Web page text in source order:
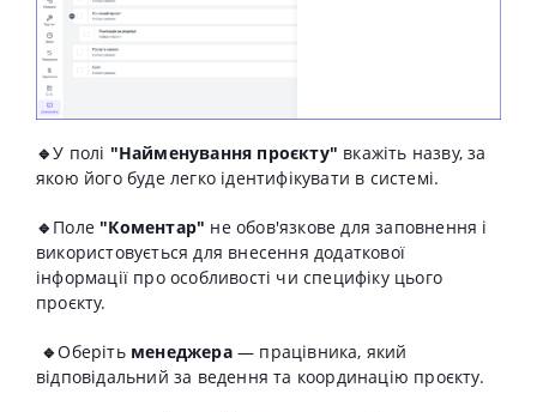
🔹У полі "Найменування проєкту" вкажіть назву, за
якою його буде легко ідентифікувати в системі.
🔹 Поле "Коментар" не обов'язкове для заповнення і
використовується для внесення додаткової
інформації про особливості чи специфіку цього
проєкту.
🔹Оберіть менеджера— працівника, який
відповідальний за ведення та координацію проєкту.